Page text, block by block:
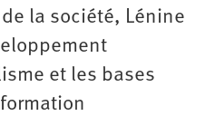
la société, Lénine
et les bases